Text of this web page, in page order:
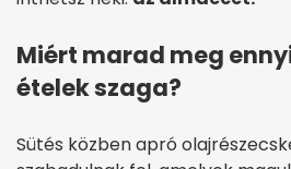
Miért marad meg
ételek szaga?
Sütés közben apró